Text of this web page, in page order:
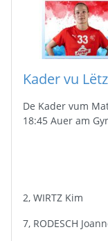
De Kader vum
18:45 Auer am
2, WIRTZ Kim
7, RODESCH